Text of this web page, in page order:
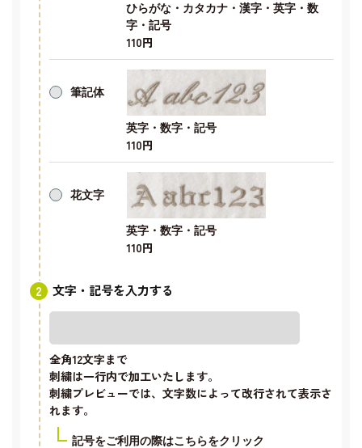
ひらがな・カタカナ・漢字・英字・数
字・記号
110円
筆記体
英字・数字・記号
110円
花文字
英字・数字・記号
110円
文字・記号を入力する
全角12文字まで
刺繍は一行内で加工いたします。
刺繍プレビューでは、文字数によって改行されて表示さ
れます。
記号をご利用の際はこちらをクリック